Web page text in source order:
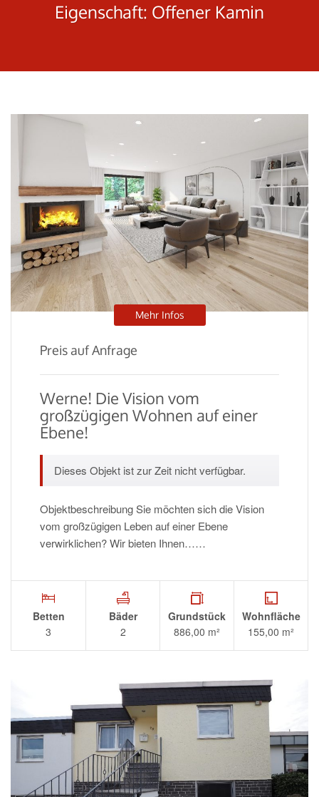
Eigenschaft: Offener Kamin
Mehr Infos
Preis auf Anfrage
Werne! Die Vision vom
großzügigen Wohnen auf einer
Ebene!
Dieses Objekt ist zur Zeit nicht verfügbar.
Objektbeschreibung Sie möchten sich die Vision
vom großzügigen Leben auf einer Ebene
verwirklichen? Wir bieten Ihnen……
Betten
3
Bäder
2
Grundstück
886,00 m²
Wohnfläche
155,00 m²